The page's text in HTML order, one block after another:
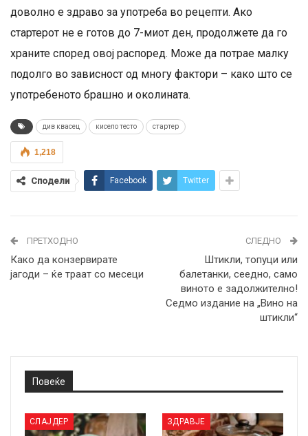
доволно е здраво за употреба во рецепти. Ако
стартерот не е готов до 7-миот ден, продолжете да го
храните според овој распоред. Може да потрае малку
подолго во зависност од многу фактори – како што се
употребеното брашно и околината.
див квасец кисело тесто стартер
1,218
Сподели Facebook Twitter
ПРЕТХОДНО
Како да конзервирате
јагоди – ќе траат со месеци
СЛЕДНО
Штикли, топуци или
балетанки, сеедно, само
виното е задолжително!
Седмо издание на „Вино на
штикли“
Повеќе
СЛАЈДЕР ЗДРАВЈЕ